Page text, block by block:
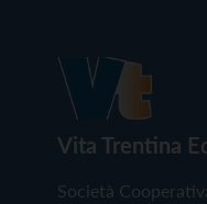
Vita Trentina
Società